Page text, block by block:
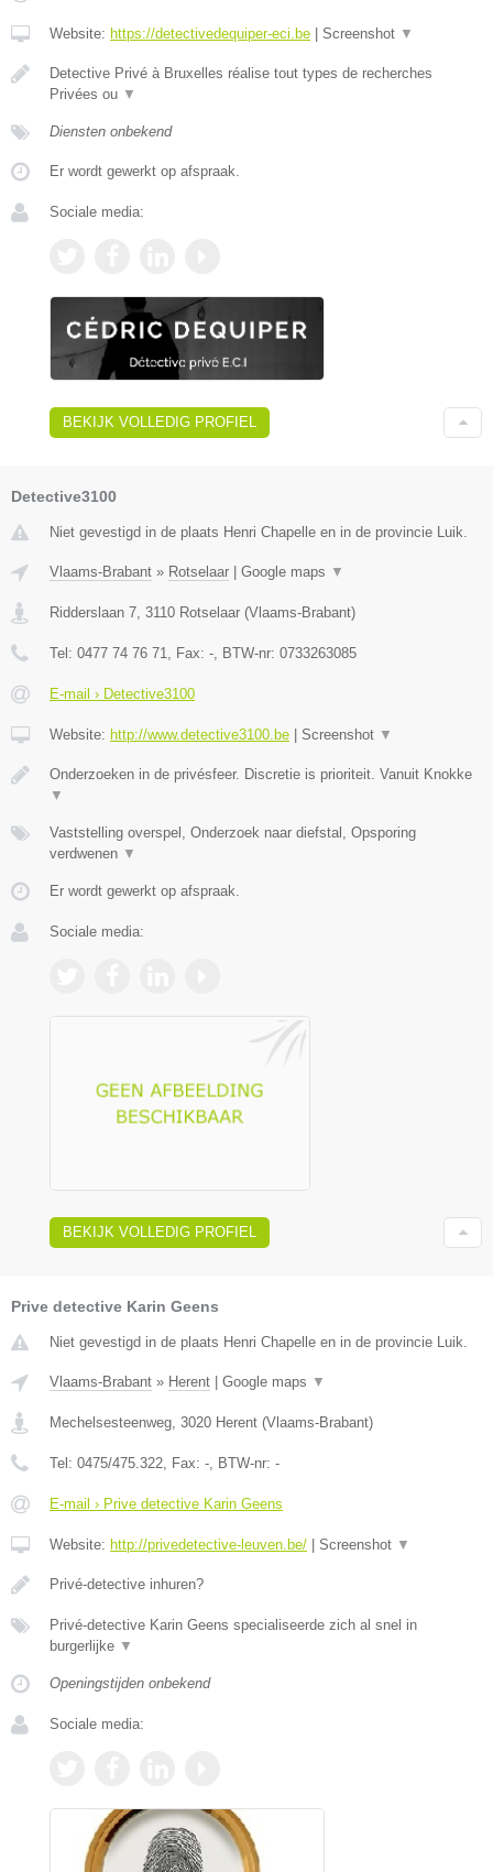
Website: https://detectivedequiper-eci.be | Screenshot ▼
Detective Privé à Bruxelles réalise tout types de recherches
Privées ou ▼
Diensten onbekend
Er wordt gewerkt op afspraak.
Sociale media:
BEKIJK VOLLEDIG PROFIEL
Detective3100
Niet gevestigd in de plaats Henri Chapelle en in de provincie Luik.
Vlaams-Brabant » Rotselaar Google maps ▼
Ridderslaan 7 3110 Rotselaar (Vlaams-Brabant)
Tel: 0477 74 76 71 , Fax: - , BTW-nr: 0733263085
E-mail › Detective3100
Website: http://www.detective3100.be Screenshot ▼
Onderzoeken in de privésfeer. Discretie is prioriteit. Vanuit Knokke
▼
Vaststelling overspel, Onderzoek naar diefstal, Opsporing
verdwenen ▼
Er wordt gewerkt op afspraak.
Sociale media:
BEKIJK VOLLEDIG PROFIEL
Prive detective Karin Geens
Niet gevestigd in de plaats Henri Chapelle en in de provincie Luik.
Vlaams-Brabant » Herent | Google maps ▼
Mechelsesteenweg 3020 Herent (Vlaams-Brabant)
Tel: 0475/475.322 , Fax: - , BTW-nr: -
E-mail › Prive detective Karin Geens
Website: http://privedetective-leuven.be/ | Screenshot ▼
Privé-detective inhuren?
Privé-detective Karin Geens specialiseerde zich al snel in
burgerlijke ▼
Openingstijden onbekend
Sociale media: